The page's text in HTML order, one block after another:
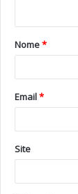
Nome*
Email*
Site